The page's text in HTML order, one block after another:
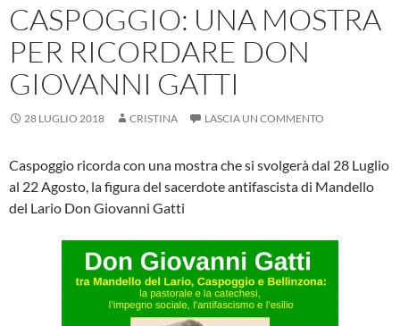
CASPOGGIO: UNA MOSTRA
PER RICORDARE DON
GIOVANNI GATTI
28 LUGLIO 2018 CRISTINA LASCIA UN COMMENTO
Caspoggio ricorda con una mostra che si svolgerà dal 28 Luglio
al 22 Agosto, la figura del sacerdote antifascista di Mandello
del Lario Don Giovanni Gatti